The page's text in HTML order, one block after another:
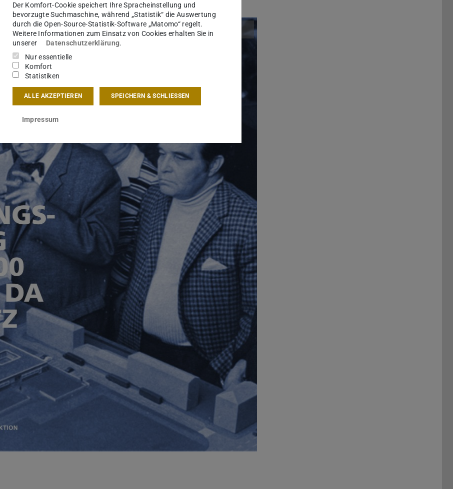
Der Komfort-Cookie speichert Ihre Spracheinstellung und
bevorzugte Suchmaschine, während „Statistik“ die Auswertung
durch die Open-Source-Statistik-Software „Matomo“ regelt.
Weitere Informationen zum Einsatz von Cookies erhalten Sie in
unserer
Datenschutzerklärung.
Nur essentielle
Komfort
Statistiken
ALLE AKZEPTIEREN SPEICHERN & SCHLIESSEN
Impressum